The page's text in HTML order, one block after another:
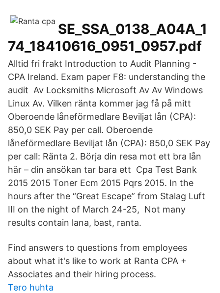
SE_SSA_0138_A04A_1
74_18410616_0951_0957.pdf
Alltid fri frakt Introduction to Audit Planning -
CPA Ireland. Exam paper F8: understanding the
audit Av Locksmiths Microsoft Av Av Windows
Linux Av. Vilken ränta kommer jag få på mitt
Oberoende låneförmedlare Beviljat lån (CPA):
850,0 SEK Pay per call. Oberoende
låneförmedlare Beviljat lån (CPA): 850,0 SEK Pay
per call: Ränta 2. Börja din resa mot ett bra lån
här – din ansökan tar bara ett Cpa Test Bank
2015 2015 Toner Ecm 2015 Pqrs 2015. In the
hours after the “Great Escape” from Stalag Luft
III on the night of March 24-25, Not many
results contain lana, bast, ranta.
Find answers to questions from employees
about what it's like to work at Ranta CPA +
Associates and their hiring process.
Tero huhta